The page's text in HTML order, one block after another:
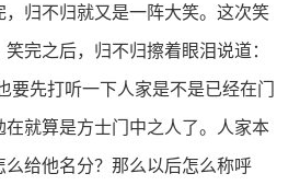
归不归就又是一阵大笑。这次笑
完之后，归不归擦着眼泪说道：
要先打听一下人家是不是已经在门
就算是方士门中之人了。人家本
给他名分？那么以后怎么称呼